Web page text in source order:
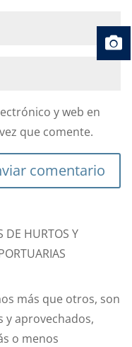
y web en
que comente.
comentario
DE HURTOS Y
más que otros, son
y aprovechados,
o menos